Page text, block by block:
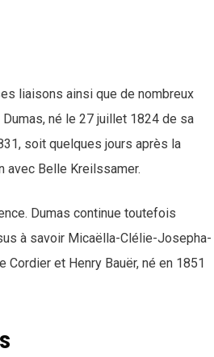
liaisons ainsi que de nombreux
né le 27 juillet 1824 de sa
soit quelques jours après la
avec Belle Kreilssamer.
Dumas continue toutefois
à savoir Micaëlla-Clélie-Josepha-
et Henry Bauër, né en 1851